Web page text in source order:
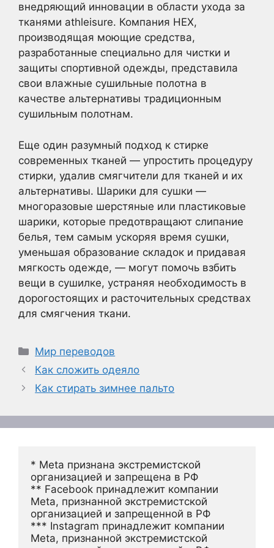
внедряющий инновации в области ухода за
тканями athleisure. Компания HEX,
производящая моющие средства,
разработанные специально для чистки и
защиты спортивной одежды, представила
свои влажные сушильные полотна в
качестве альтернативы традиционным
сушильным полотнам.
Еще один разумный подход к стирке
современных тканей — упростить процедуру
стирки, удалив смягчители для тканей и их
альтернативы. Шарики для сушки —
многоразовые шерстяные или пластиковые
шарики, которые предотвращают слипание
белья, тем самым ускоряя время сушки,
уменьшая образование складок и придавая
мягкость одежде, — могут помочь взбить
вещи в сушилке, устраняя необходимость в
дорогостоящих и расточительных средствах
для смягчения ткани.
Рубрики
Мир переводов
Как сложить одеяло
Как стирать зимнее пальто
* Meta признана экстремистской
организацией и запрещена в РФ
** Facebook принадлежит компании
Meta, признанной экстремистской
организацией и запрещенной в РФ
*** Instagram принадлежит компании
Meta, признанной экстремистской